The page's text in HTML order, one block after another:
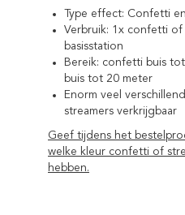
Type effect: Confetti
Verbruik: 1x confetti of
basisstation
Bereik: confetti buis
buis tot 20 meter
Enorm veel
streamers verkrijgbaar
Geef tijdens het
welke kleur confetti of
hebben.